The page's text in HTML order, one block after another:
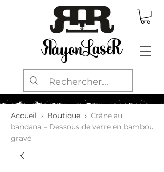
Accueil › Boutique › Crâne au
bandana – Dessous de verre en bambou
gravé